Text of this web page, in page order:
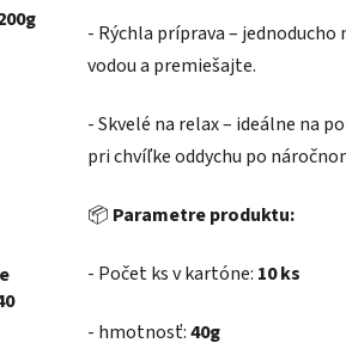
- Rýchla príprava –
vodou a premiešajte.
-Skvelé na relax – ideálne na
pri chvíľke oddychu po
📦 Parametre produktu:
- Počet ks v kartóne: 10 ks
- hmotnosť:40g